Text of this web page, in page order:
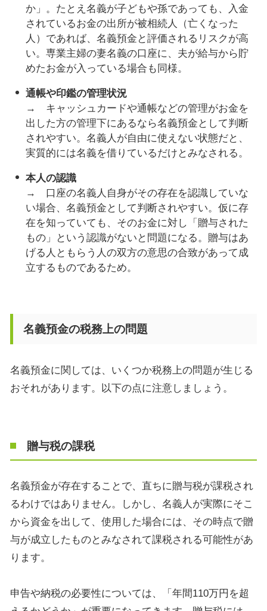
か」。たとえ名義が子どもや孫であっても、入金
されているお金の出所が被相続人（亡くなった
人）であれば、名義預金と評価されるリスクが高
い。専業主婦の妻名義の口座に、夫が給与から貯
めたお金が入っている場合も同様。
通帳や印鑑の管理状況
→ キャッシュカードや通帳などの管理がお金を
出した方の管理下にあるなら名義預金として判断
されやすい。名義人が自由に使えない状態だと、
実質的には名義を借りているだけとみなされる。
本人の認識
→ 口座の名義人自身がその存在を認識していな
い場合、名義預金として判断されやすい。仮に存
在を知っていても、そのお金に対し「贈与された
もの」という認識がないと問題になる。贈与はあ
げる人ともらう人の双方の意思の合致があって成
立するものであるため。
名義預金の税務上の問題
名義預金に関しては、いくつか税務上の問題が生じる
おそれがあります。以下の点に注意しましょう。
贈与税の課税
名義預金が存在することで、直ちに贈与税が課税され
るわけではありません。しかし、名義人が実際にそこ
から資金を出して、使用した場合には、その時点で贈
与が成立したものとみなされて課税される可能性があ
ります。
申告や納税の必要性については、「年間110万円を超